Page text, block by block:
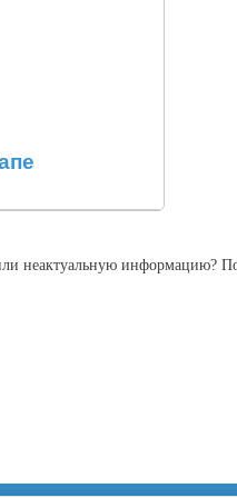
неактуальную информацию?